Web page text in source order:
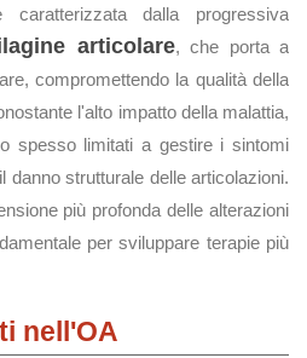
dalla progressiva
articolare, che porta a
compromettendo la qualità della
l'alto impatto della malattia,
spesso limitati a gestire i sintomi
danno strutturale delle articolazioni.
più profonda delle alterazioni
per sviluppare terapie più
nell'OA